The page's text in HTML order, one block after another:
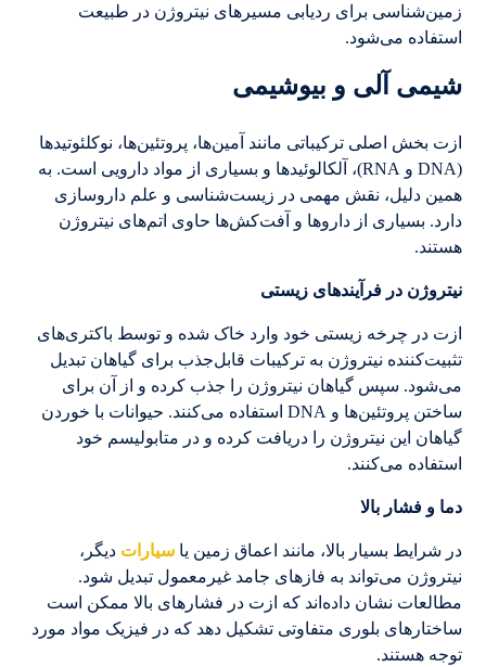
زمین‌شناسی برای ردیابی مسیرهای نیتروژن در طبیعت
استفاده می‌شود.
شیمی آلی و بیوشیمی
ازت بخش اصلی ترکیباتی مانند آمین‌ها، پروتئین‌ها، نوکلئوتیدها
(DNA و RNA)، آلکالوئیدها و بسیاری از مواد دارویی است. به
همین دلیل، نقش مهمی در زیست‌شناسی و علم داروسازی
دارد. بسیاری از داروها و آفت‌کش‌ها حاوی اتم‌های نیتروژن
هستند.
نیتروژن در فرآیندهای زیستی
ازت در چرخه زیستی خود وارد خاک شده و توسط باکتری‌های
تثبیت‌کننده نیتروژن به ترکیبات قابل‌جذب برای گیاهان تبدیل
می‌شود. سپس گیاهان نیتروژن را جذب کرده و از آن برای
ساختن پروتئین‌ها و DNA استفاده می‌کنند. حیوانات با خوردن
گیاهان این نیتروژن را دریافت کرده و در متابولیسم خود
استفاده می‌کنند.
دما و فشار بالا
در شرایط بسیار بالا، مانند اعماق زمین یاسیارات دیگر،
نیتروژن می‌تواند به فازهای جامد غیرمعمول تبدیل شود.
مطالعات نشان داده‌اند که ازت در فشارهای بالا ممکن است
ساختارهای بلوری متفاوتی تشکیل دهد که در فیزیک مواد مورد
توجه هستند.